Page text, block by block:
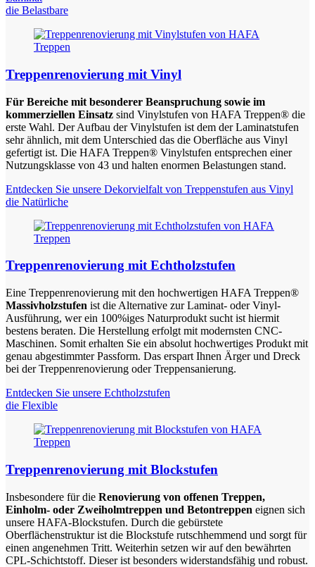
die Belastbare
Treppenrenovierung mit Vinyl
Für Bereiche mit besonderer Beanspruchung sowie im
kommerziellen Einsatz sind Vinylstufen von HAFA Treppen® die
erste Wahl. Der Aufbau der Vinylstufen ist dem der Laminatstufen
sehr ähnlich, mit dem Unterschied das die Oberfläche aus Vinyl
gefertigt ist. Die HAFA Treppen® Vinylstufen entsprechen einer
Nutzungsklasse von 43 und halten enormen Belastungen stand.
Entdecken Sie unsere Dekorvielfalt von Treppenstufen aus Vinyl
die Natürliche
Treppenrenovierung mit Echtholzstufen
Eine Treppenrenovierung mit den hochwertigen HAFA Treppen®
Massivholzstufen ist die Alternative zur Laminat- oder Vinyl-
Ausführung, wer ein 100%iges Naturprodukt sucht ist hiermit
bestens beraten. Die Herstellung erfolgt mit modernsten CNC-
Maschinen. Somit erhalten Sie ein absolut hochwertiges Produkt mit
genau abgestimmter Passform. Das erspart Ihnen Ärger und Dreck
bei der Treppenrenovierung oder Treppensanierung.
Entdecken Sie unsere Echtholzstufen
die Flexible
Treppenrenovierung mit Blockstufen
Insbesondere für die Renovierung von offenen Treppen,
Einholm- oder Zweiholmtreppen und Betontreppen eignen sich
unsere HAFA-Blockstufen. Durch die gebürstete
Oberflächenstruktur ist die Blockstufe rutschhemmend und sorgt für
einen angenehmen Tritt. Weiterhin setzen wir auf den bewährten
CPL-Schichtstoff. Dieser ist besonders widerstandsfähig und robust.